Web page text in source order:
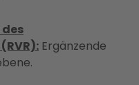
Ergänzende